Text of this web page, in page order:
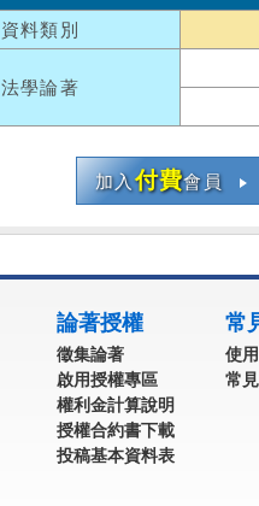
資料類別
法學論著
加入付費會員
論著授權
徵集論著
啟用授權專區
權利金計算說明
授權合約書下載
投稿基本資料表
常
使
常